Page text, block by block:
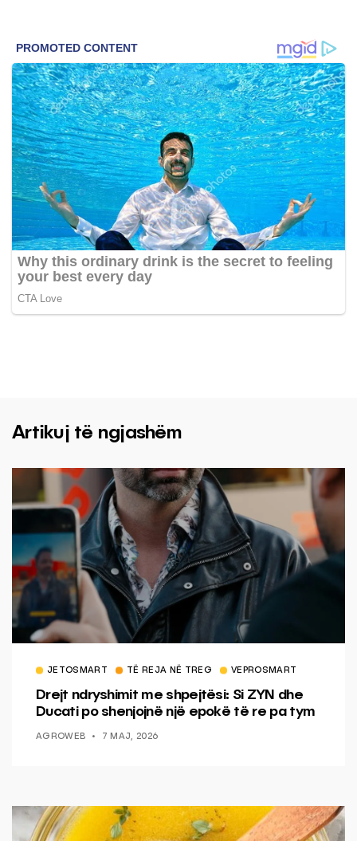
Artikuj të ngjashëm
JETOSMART TË REJA NË TREG VEPROSMART
Drejt ndryshimit me shpejtësi: Si ZYN dhe
Ducati po shenjojnë një epokë të re pa tym
AGROWEB 7 MAJ, 2026